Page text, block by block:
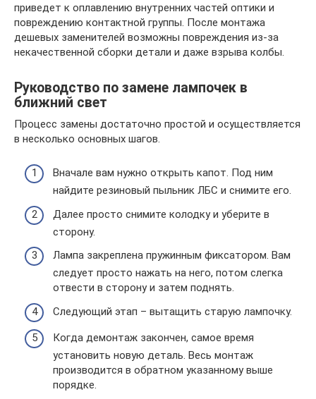
приведет к оплавлению внутренних частей оптики и
повреждению контактной группы. После монтажа
дешевых заменителей возможны повреждения из-за
некачественной сборки детали и даже взрыва колбы.
Руководство по замене лампочек в
ближний свет
Процесс замены достаточно простой и осуществляется
в несколько основных шагов.
Вначале вам нужно открыть капот. Под ним
найдите резиновый пыльник ЛБС и снимите его.
Далее просто снимите колодку и уберите в
сторону.
Лампа закреплена пружинным фиксатором. Вам
следует просто нажать на него, потом слегка
отвести в сторону и затем поднять.
Следующий этап – вытащить старую лампочку.
Когда демонтаж закончен, самое время
установить новую деталь. Весь монтаж
производится в обратном указанному выше
порядке.